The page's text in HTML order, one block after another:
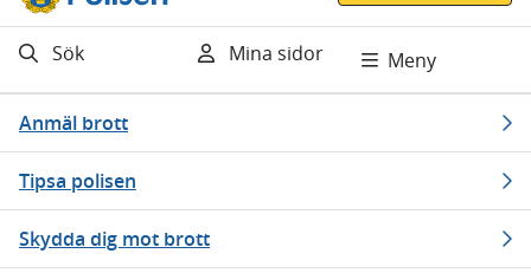
Sök Mina sidor Meny
Anmäl brott
Tipsa polisen
Skydda dig mot brott